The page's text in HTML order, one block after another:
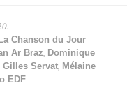
La Chanson du Jour
Ar Braz, Dominique
Gilles Servat, Mélaine
EDF